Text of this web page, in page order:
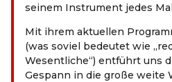
seinem Instrument jedes
Mit ihrem aktuellen
(was soviel bedeutet wie
Wesentliche“) entführt uns
Gespann in die große weite